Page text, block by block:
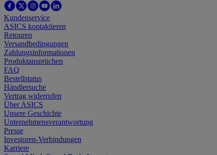
Kundenservice
ASICS kontaktieren
Retouren
Versandbedingungen
Zahlungsinformationen
Produktansprüchen
FAQ
Bestellstatus
Händlersuche
Vertrag widerrufen
Über ASICS
Unsere Geschichte
Unternehmensverantwortung
Presse
Investoren-Verbindungen
Karriere